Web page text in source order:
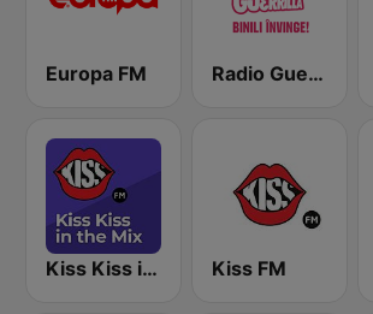
Europa FM Radio Guerrilla
Kiss Kiss in the Mix Radio Kiss FM